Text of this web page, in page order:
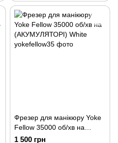
Фрезер для манікюру Yoke
Fellow 35000 об/хв на
(АКУМУЛЯТОРІ) White
1 500 грн